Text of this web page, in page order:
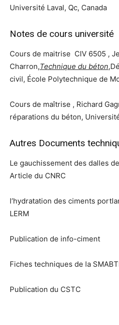
Université Laval, Qc, Canada
Notes de cours université
Cours de maitrise CIV 6505 ,
Charron,Technique du béton
civil, École Polytechnique de
Cours de maîtrise , Richard
réparations du béton,
Autres Documents
Le gauchissement des dalles
Article du CNRC
l’hydratation des ciments
LERM
Publication de info-ciment
Fiches techniques de la
Publication du CSTC